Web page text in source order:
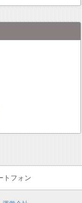
トフォン